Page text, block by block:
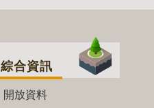
綜合資訊
開放資料